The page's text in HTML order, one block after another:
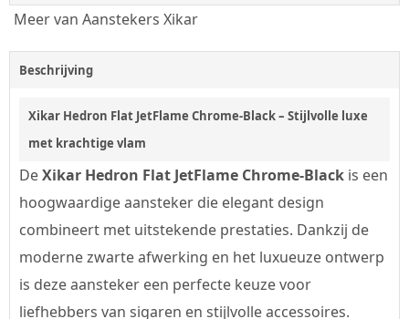
Meer van Aanstekers Xikar
Beschrijving
Xikar Hedron Flat JetFlame Chrome-Black – Stijlvolle luxe
met krachtige vlam
DeXikar Hedron Flat JetFlame Chrome-Black is een
hoogwaardige aansteker die elegant design
combineert met uitstekende prestaties. Dankzij de
moderne zwarte afwerking en het luxueuze ontwerp
is deze aansteker een perfecte keuze voor
liefhebbers van sigaren en stijlvolle accessoires.